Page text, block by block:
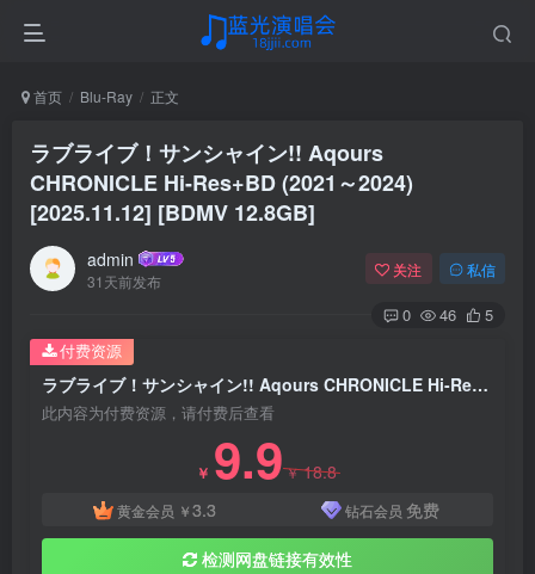
首页 Blu-Ray 正文
ラブライブ！サンシャイン!! Aqours
CHRONICLE Hi-Res+BD (2021～2024)
[2025.11.12] [BDMV 12.8GB]
admin
31天前发布
关注 私信
0 46 5
ラブライブ！サンシャイン!! Aqours CHRONICLE Hi-Res+BD (2021～2024) [2025.11.12] [BDMV 12.8GB]
此内容为付费资源，请付费后查看
￥ 9.9￥18.8
黄金会员 ￥3.3 钻石会员 免费
检测网盘链接有效性
付费资源